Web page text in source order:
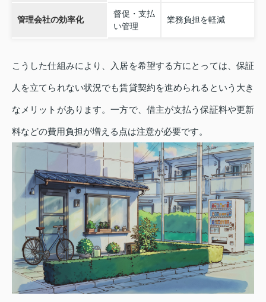
管理会社の効率化
督促・支払
い管理
業務負担を軽減
こうした仕組みにより、入居を希望する方にとっては、保証
人を立てられない状況でも賃貸契約を進められるという大き
なメリットがあります。一方で、借主が支払う保証料や更新
料などの費用負担が増える点は注意が必要です。